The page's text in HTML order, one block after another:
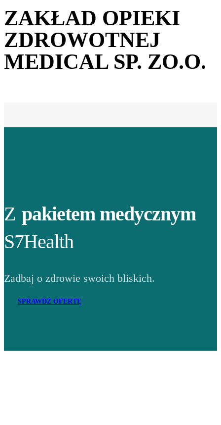
ZAKŁAD OPIEKI
ZDROWOTNEJ
MEDICAL SP. ZO.O.
Z pakietem medycznym
S7Health
Zadbaj o zdrowie swoich bliskich.
SPRAWDŹ OFERTĘ